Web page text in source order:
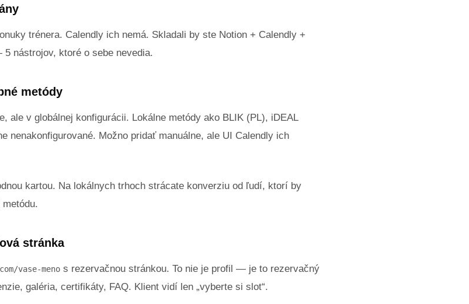
trénera. Calendly ich nemá. Skladali by ste Notion + Calendly +
nástrojov, ktoré o sebe nevedia.
metódy
ale v globálnej konfigurácii. Lokálne metódy ako BLIK (PL), iDEAL
nenakonfigurované. Možno pridať manuálne, ale UI Calendly ich
kartou. Na lokálnych trhoch strácate konverziu od ľudí, ktorí by
stránka
vase-meno s rezervačnou stránkou. To nie je profil — je to rezervačný
galéria, certifikáty, FAQ. Klient vidí len „vyberte si slot“.